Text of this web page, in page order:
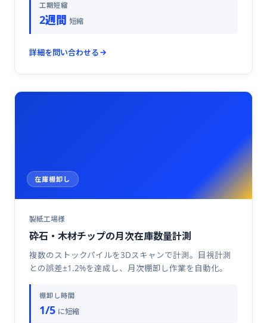
工期短縮
2週間 短縮
詳細を問い合わせる
在庫棚卸し
製紙工場様
砕石・木材チップの月次在庫数量計測
複数のストックパイルを3Dスキャンで計測。目視計測
との誤差±1.2%を達成し、月次棚卸し作業を自動化。
棚卸し時間
1/5 に短縮